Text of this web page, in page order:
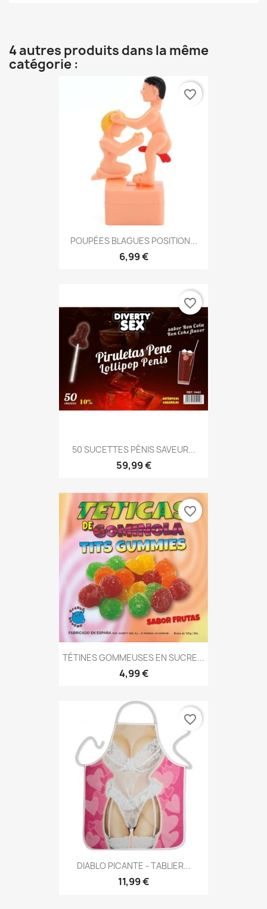
4 autres produits dans la même
catégorie :
POUPÉES BLAGUES POSITION...
6,99 €
favorite_border
50 SUCETTES PÉNIS SAVEUR...
59,99 €
favorite_border
TÉTINES GOMMEUSES EN SUCRE...
4,99 €
favorite_border
DIABLO PICANTE - TABLIER...
11,99 €
favorite_border